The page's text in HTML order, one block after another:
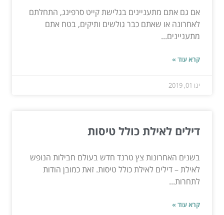
אם גם אתם מתעניינים בגלישת קייט סרפינג, התחלתם
לאחרונה או שאתם כבר גולשים ותיקים, בטח אתם
מתעניינים...
קרא עוד »
ינו 01, 2019
דילים לאילת כולל טיסות
בשנים האחרונות צץ טרנד חדש בעולם חבילות הנופש
לאילת – דילים לאילת כולל טיסות. זאת כמובן הודות
לתחרות...
קרא עוד »